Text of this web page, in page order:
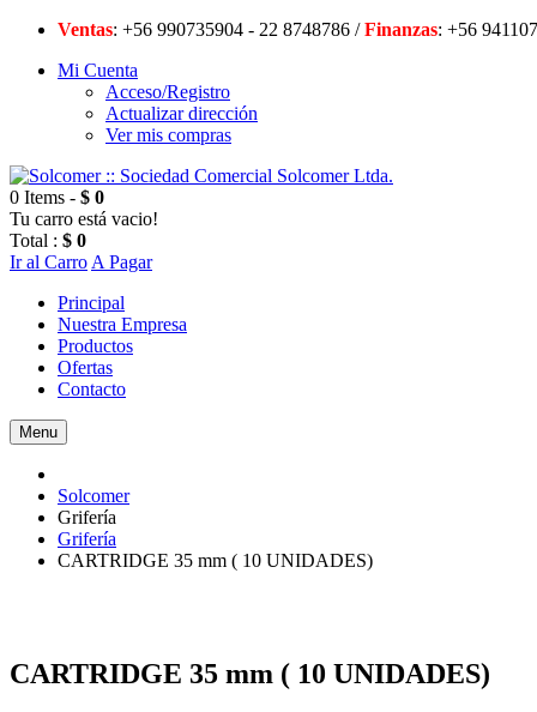
Ventas: +56 990735904 - 22 8748786 /Finanzas: +56
Mi Cuenta
Acceso/Registro
Actualizar dirección
Ver mis compras
0 Items - $ 0
Tu carro está vacio!
Total : $ 0
Ir al Carro A Pagar
Principal
Nuestra Empresa
Productos
Ofertas
Contacto
Menu
Solcomer
Grifería
Grifería
CARTRIDGE 35 mm ( 10 UNIDADES)
CARTRIDGE 35 mm ( 10 UNIDADES)